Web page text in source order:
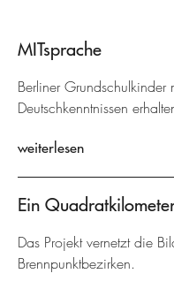
MITsprache
Berliner Grundschulkinder
Deutschkenntnissen
weiterlesen
Ein
Das Projekt vernetzt die
Brennpunktbezirken.